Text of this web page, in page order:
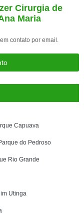
Cirurgia de
Maria
contato por email.
Capuava
do Pedroso
Rio Grande
Utinga